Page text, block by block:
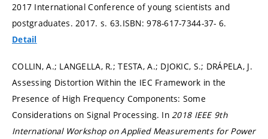
2017 International Conference of young scientists and
postgraduates. 2017. s. 63.ISBN: 978-617-7344-37- 6.
Detail
COLLIN, A.; LANGELLA, R.; TESTA, A.; DJOKIC, S.; DRÁPELA, J.
Assessing Distortion Within the IEC Framework in the
Presence of High Frequency Components: Some
Considerations on Signal Processing. In2018 IEEE 9th
International Workshop on Applied Measurements for Power